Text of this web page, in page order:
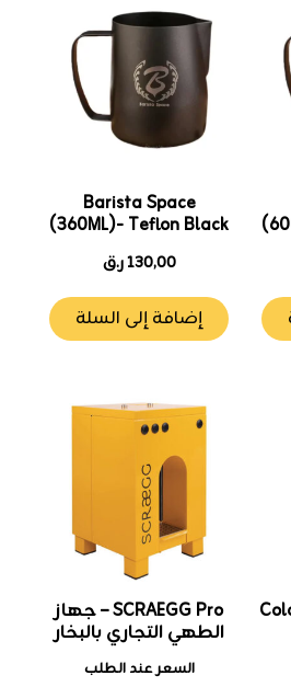
Barista Space
(360ML)- Teflon Black
130,00ر.ق
إضافة إلى السلة
SCRAEGG Pro – جهاز
الطهي التجاري بالبخار
السعر عند الطلب